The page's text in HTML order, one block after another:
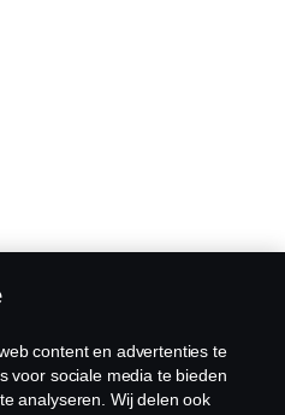
content en advertenties te
voor sociale media te bieden
analyseren. Wij delen ook